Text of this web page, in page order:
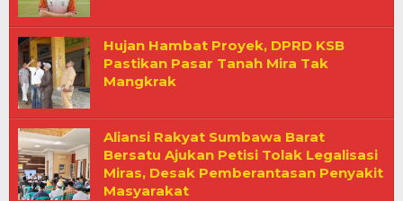
Hujan Hambat Proyek, DPRD KSB
Pastikan Pasar Tanah Mira Tak
Mangkrak
Aliansi Rakyat Sumbawa Barat
Bersatu Ajukan Petisi Tolak Legalisasi
Miras, Desak Pemberantasan Penyakit
Masyarakat